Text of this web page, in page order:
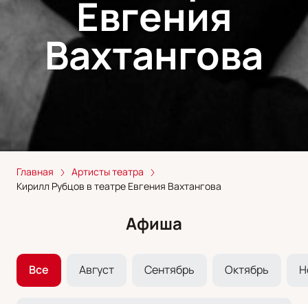
Евгения
Вахтангова
Главная
Артисты театра
Кирилл Рубцов в театре Евгения Вахтангова
Афиша
Все Август Сентябрь Октябрь